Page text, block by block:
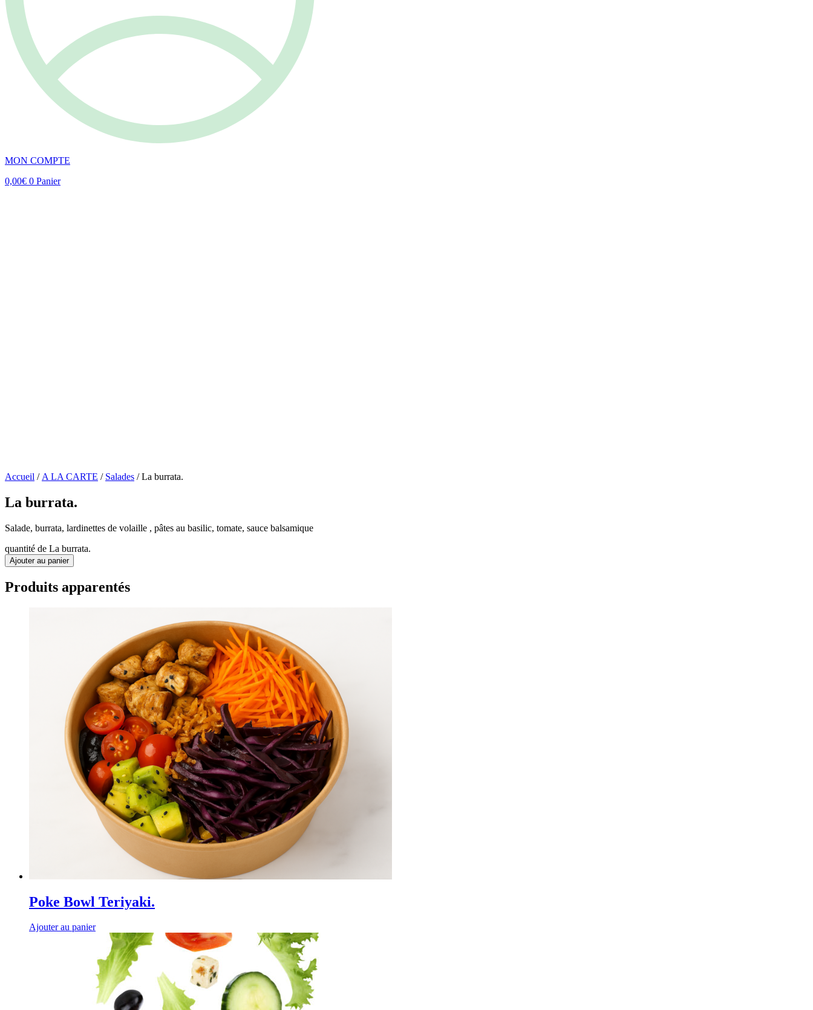
MON COMPTE
0,00€ 0 Panier
Accueil / A LA CARTE / Salades / La burrata.
La burrata.
Salade, burrata, lardinettes de volaille , pâtes au basilic, tomate, sauce balsamique
quantité de La burrata.
Ajouter au panier
Produits apparentés
Poke Bowl Teriyaki.
Ajouter au panier